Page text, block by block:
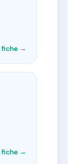
fiche →
fiche →